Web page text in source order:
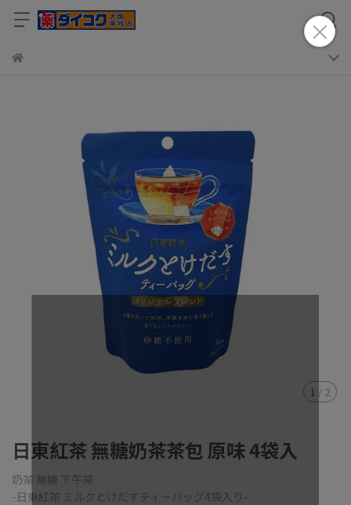
1 / 2
日東紅茶 無糖奶茶茶包 原味 4袋入
奶茶 無糖 下午茶
-日東紅茶 ミルクとけだすティーバッグ4袋入り-